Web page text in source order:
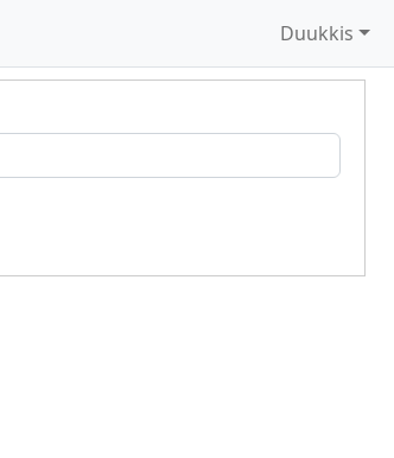
Duukkis